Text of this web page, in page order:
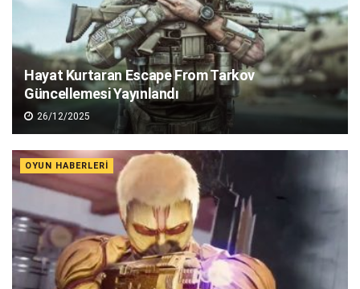
Hayat Kurtaran Escape From Tarkov
Güncellemesi Yayınlandı
26/12/2025
OYUN HABERLERI